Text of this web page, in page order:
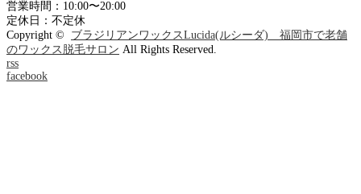
営業時間：10:00〜20:00
定休日：不定休
Copyright © ブラジリアンワックスLucida(ルシーダ) 福岡市で老舗
のワックス脱毛サロン All Rights Reserved.
rss
facebook